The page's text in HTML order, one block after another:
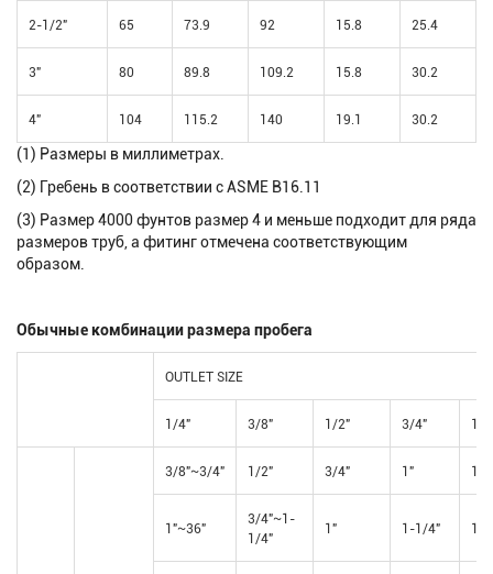
2-1/2" 65 73.9 92 15.8 25.4
3" 80 89.8 109.2 15.8 30.2
4" 104 115.2 140 19.1 30.2
(1) Размеры в миллиметрах.
(2) Гребень в соответствии с ASME B16.11
(3) Размер 4000 фунтов размер 4 и меньше подходит для ряда
размеров труб, а фитинг отмечена соответствующим
образом.
Обычные комбинации размера пробега
OUTLET SIZE
1/4" 3/8" 1/2" 3/4" 1"
3/8"~3/4" 1/2" 3/4" 1" 1-
1"~36"
3/4"~1-
1/4"
1" 1-1/4" 1-